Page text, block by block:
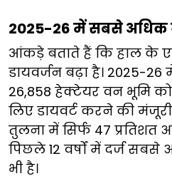
2025-26 में सबसे अधिक
आंकड़े बताते हैं कि हाल के
डायवर्जन बढ़ा है। 2025-
26,858 हेक्टेयर वन भूमि
लिए डायवर्ट करने की
तुलना में सिर्फ 47 प्रतिशत
पिछले 12 वर्षों में दर्ज सबसे
भी है।